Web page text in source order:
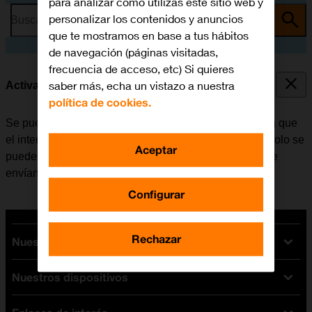
Busca por problema o tema
Activar o desactivar la identificación de llamadas
Se puede desactivar la identificación de llamadas para que
el interlocutor no pueda ver quién realiza la llamada. Solo se
puede ocultar el número con las llamadas de voz. Si se
envían mensajes, el destinatario podrá ver el número.
Nuestras tarifas
Tarifas Orange
Tarifas fibra y móvil
Nuestros dispositivos
personalizar los contenidos y anuncios
que te mostramos en base a tus hábitos
de navegación (páginas visitadas,
frecuencia de acceso, etc) Si quieres
saber más, echa un vistazo a nuestra
política de cookies.
Configurar
Rechazar
Aceptar